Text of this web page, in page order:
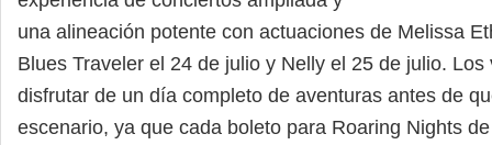
una alineación potente con actuaciones de Melissa
Blues Traveler el 24 de julio y Nelly el 25 de julio.
disfrutar de un día completo de aventuras antes de
escenario, ya que cada boleto para Roaring Nights